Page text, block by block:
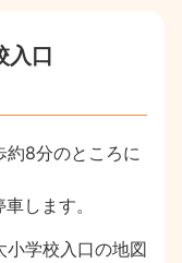
入口
約8分のところに
します。
小学校入口の地図